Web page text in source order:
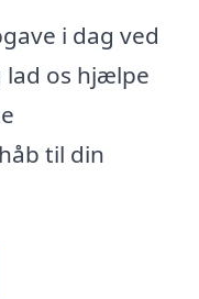
i dag ved
os hjælpe
til din